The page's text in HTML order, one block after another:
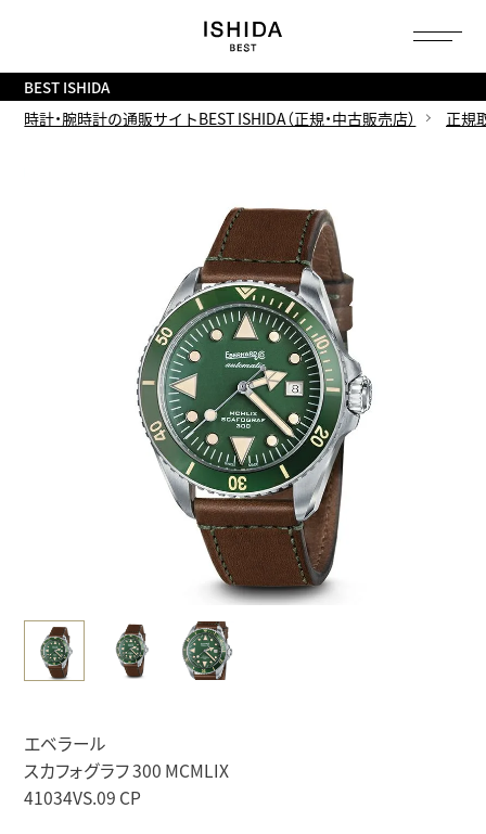
BEST ISHIDA
時計・腕時計の通販サイトBEST ISHIDA（正規・中古販売店）
正規
エベラール
スカフォグラフ 300 MCMLIX
41034VS.09 CP
へ